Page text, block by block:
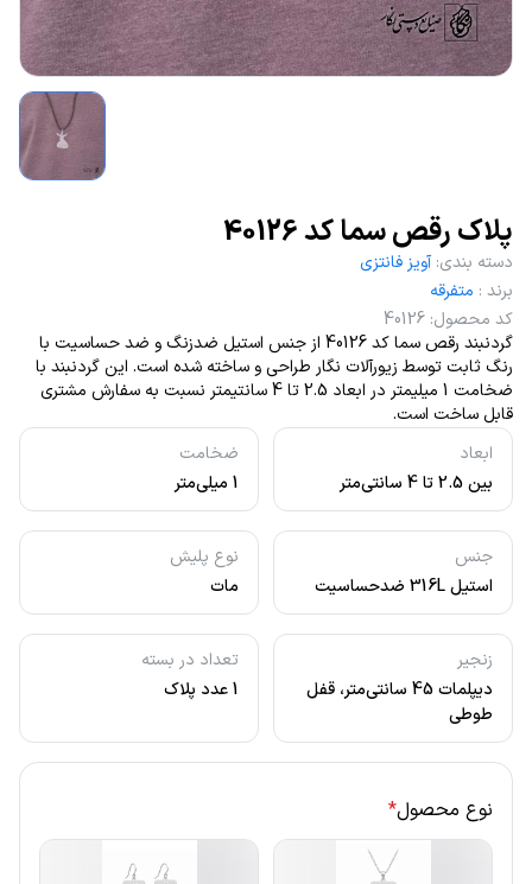
پلاک رقص سما کد 40126
ابعاد
بین 2.5 تا 4 سانتی‌متر
ضخامت
1 میلی‌متر
جنس
استیل 316L ضدحساسیت
نوع پلیش
مات
زنجیر
دیپلمات 45 سانتی‌متر، قفل
طوطی
تعداد در بسته
1 عدد پلاک
دسته بندی: آویز فانتزی
برند : متفرقه
کد محصول:
40126
گردنبند رقص سما کد 40126 از جنس استیل ضدزنگ و ضد حساسیت با
رنگ ثابت توسط زیورآلات نگار طراحی و ساخته شده است. این گردنبند با
ضخامت 1 میلیمتر در ابعاد 2.5 تا 4 سانتیمتر نسبت به سفارش مشتری
قابل ساخت است.
نوع محصول*